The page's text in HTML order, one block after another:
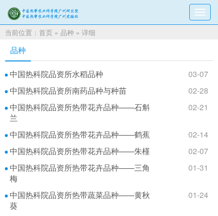
切
换
当前位置： 首页 » 品种 » 详细
品种
中国热科院品资所水稻品种
03-07
中国热科院品资所南药品种与种苗
02-28
中国热科院品资所热带花卉品种——石斛
兰
02-21
中国热科院品资所热带花卉品种——鹤蕉
02-14
中国热科院品资所热带花卉品种——朱槿
02-07
中国热科院品资所热带花卉品种——三角
梅
01-31
中国热科院品资所热带蔬菜品种——黄秋
葵
01-24